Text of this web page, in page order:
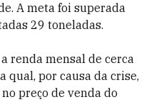
A meta foi superada
29 toneladas.
renda mensal de cerca
qual, por causa da crise,
preço de venda do